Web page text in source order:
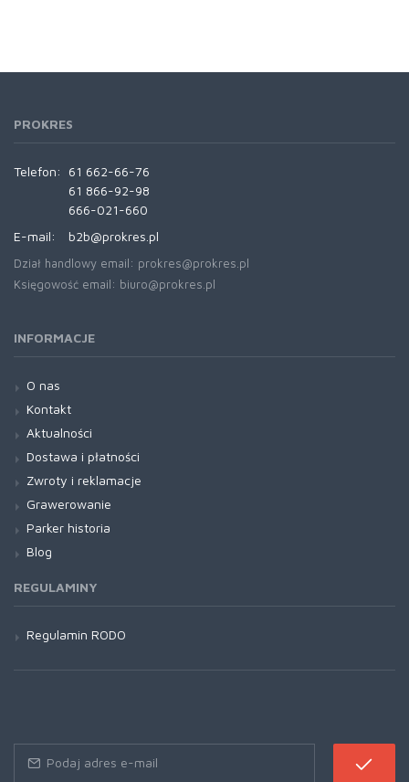
PROKRES
Telefon:
61 662-66-76
61 866-92-98
666-021-660
E-mail:
b2b@prokres.pl
Dział handlowy email: prokres@prokres.pl
Księgowość email: biuro@prokres.pl
INFORMACJE
O nas
Kontakt
Aktualności
Dostawa i płatności
Zwroty i reklamacje
Grawerowanie
Parker historia
Blog
REGULAMINY
Regulamin RODO